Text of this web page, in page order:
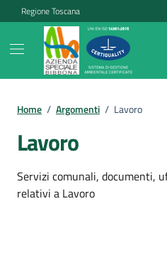
Vai ai contenuti
Vai al footer
Regione Toscana
Home / Argomenti / Lavoro
Lavoro
Dettagli
Servizi comunali, documenti,
relativi a Lavoro